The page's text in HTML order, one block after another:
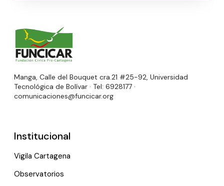
Manga, Calle del Bouquet cra.21 #25-92, Universidad
Tecnológica de Bolívar · Tel: 6928177 ·
comunicaciones@funcicar.org
Institucional
Vigila Cartagena
Observatorios